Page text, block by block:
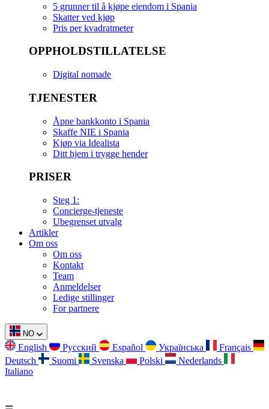
5 grunner til å kjøpe eiendom i Spania
Skatter ved kjøp
Pris per kvadratmeter
OPPHOLDSTILLATELSE
Digital nomade
TJENESTER
Åpne bankkonto i Spania
Skaffe NIE i Spania
Kjøp via Idealista
Ditt hjem i trygge hender
PRISER
Steg 1:
Concierge-tjeneste
Ubegrenset utvalg
Artikler
Om oss
Om oss
Kontakt
Team
Anmeldelser
Ledige stillinger
For partnere
NO
English Русский Español Українська
Français
Deutsch
Suomi Svenska Polski
Nederlands
Italiano